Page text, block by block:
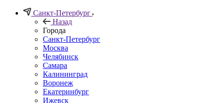
Санкт-Петербург
Назад
Города
Санкт-Петербург
Москва
Челябинск
Самара
Калининград
Воронеж
Екатеринбург
Ижевск